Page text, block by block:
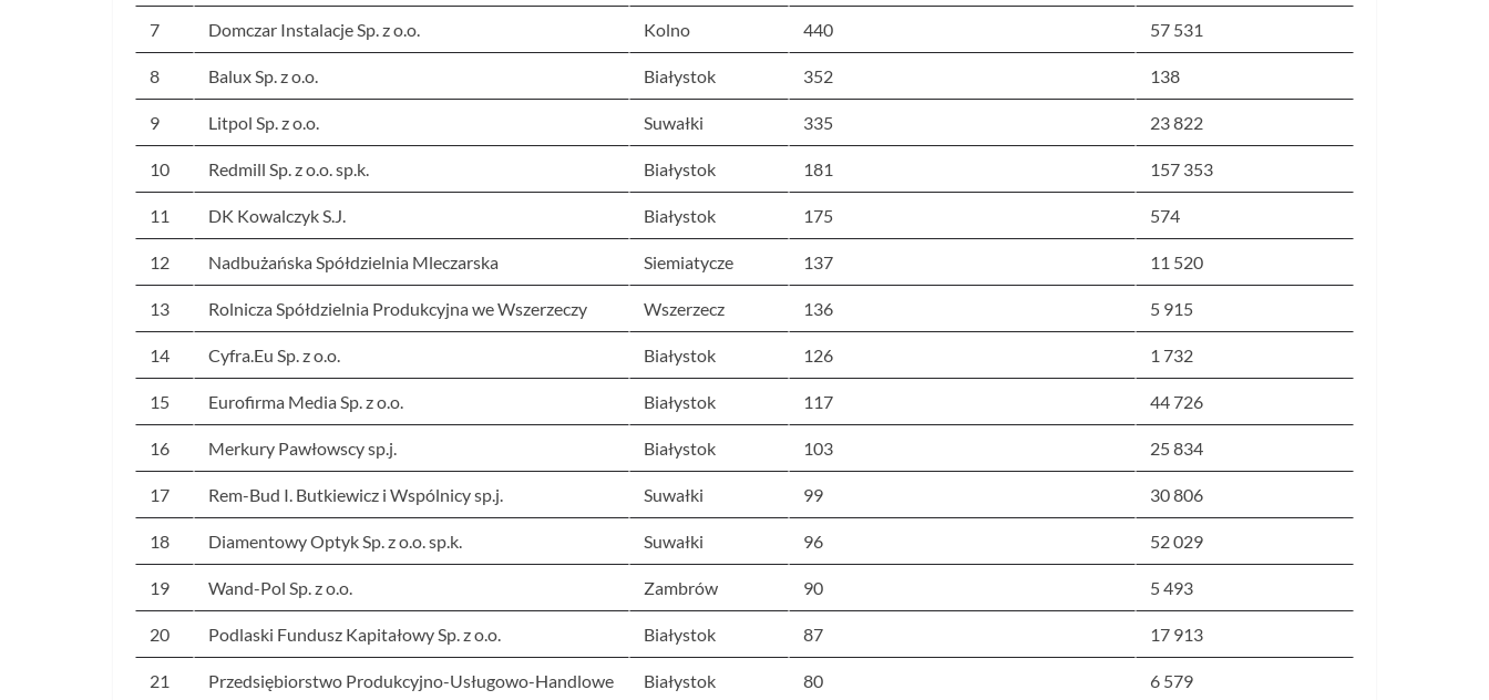
7 Domczar Instalacje Sp. z o.o. Kolno 440 57 531
8 Balux Sp. z o.o. Białystok 352 138
9 Litpol Sp. z o.o. Suwałki 335 23 822
10 Redmill Sp. z o.o. sp.k. Białystok 181 157 353
11 DK Kowalczyk S.J. Białystok 175 574
12 Nadbużańska Spółdzielnia Mleczarska Siemiatycze 137 11 520
13 Rolnicza Spółdzielnia Produkcyjna we Wszerzeczy Wszerzecz 136 5 915
14 Cyfra.Eu Sp. z o.o. Białystok 126 1 732
15 Eurofirma Media Sp. z o.o. Białystok 117 44 726
16 Merkury Pawłowscy sp.j. Białystok 103 25 834
17 Rem-Bud I. Butkiewicz i Wspólnicy sp.j. Suwałki 99 30 806
18 Diamentowy Optyk Sp. z o.o. sp.k. Suwałki 96 52 029
19 Wand-Pol Sp. z o.o. Zambrów 90 5 493
20 Podlaski Fundusz Kapitałowy Sp. z o.o. Białystok 87 17 913
21
Przedsiębiorstwo Produkcyjno-Usługowo-Handlowe
Białystok 80 6 579